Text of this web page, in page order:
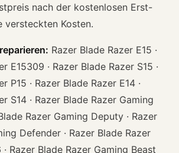
nach der kostenlosen Erst-
versteckten Kosten.
Razer Blade Razer E15 ·
E15309 · Razer Blade Razer S15 ·
P15 · Razer Blade Razer E14 ·
S14 · Razer Blade Razer Gaming
Razer Gaming Deputy · Razer
Defender · Razer Blade Razer
Razer Blade Razer Gaming Beast